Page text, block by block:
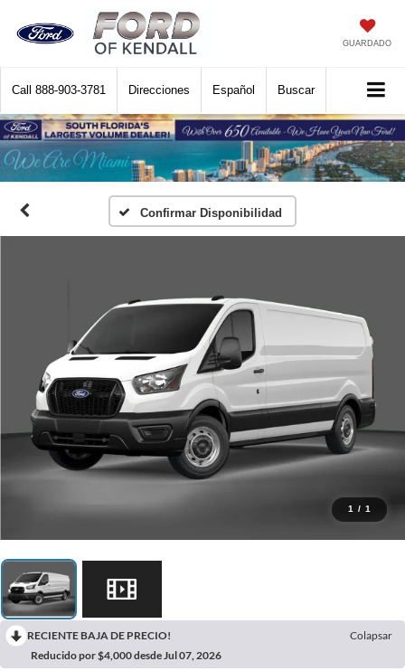
GUARDADO
Call 888-903-3781 Direcciones Español Buscar
Confirmar Disponibilidad
1 / 1
RECIENTE BAJA DE PRECIO!
Colapsar
Reducido por $4,000 desde Jul 07, 2026